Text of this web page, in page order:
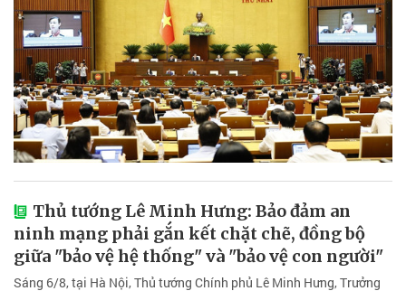
Thủ tướng Lê Minh Hưng: Bảo đảm an
ninh mạng phải gắn kết chặt chẽ, đồng bộ
giữa "bảo vệ hệ thống" và "bảo vệ con người"
Sáng 6/8, tại Hà Nội, Thủ tướng Chính phủ Lê Minh Hưng, Trưởng